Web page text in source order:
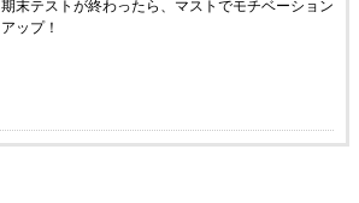
期末テストが終わったら、マストでモチベーション
アップ！